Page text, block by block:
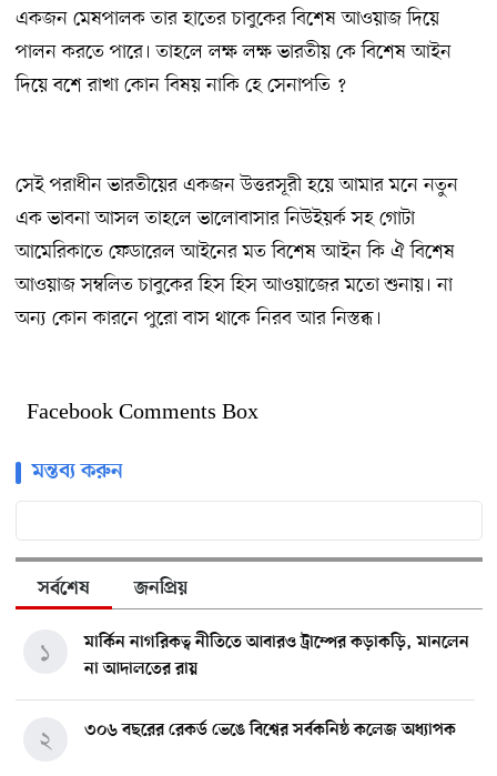
একজন মেষপালক তার হাতের চাবুকের বিশেষ আওয়াজ দিয়ে
পালন করতে পারে। তাহলে লক্ষ লক্ষ ভারতীয় কে বিশেষ আইন
দিয়ে বশে রাখা কোন বিষয় নাকি হে সেনাপতি ?
সেই পরাধীন ভারতীয়ের একজন উত্তরসূরী হয়ে আমার মনে নতুন
এক ভাবনা আসল তাহলে ভালোবাসার নিউইয়র্ক সহ গোটা
আমেরিকাতে ফেডারেল আইনের মত বিশেষ আইন কি ঐ বিশেষ
আওয়াজ সম্বলিত চাবুকের হিস হিস আওয়াজের মতো শুনায়। না
অন্য কোন কারনে পুরো বাস থাকে নিরব আর নিস্তব্ধ।
Facebook Comments Box
মন্তব্য করুন
সর্বশেষ জনপ্রিয়
মার্কিন নাগরিকত্ব নীতিতে আবারও ট্রাম্পের কড়াকড়ি, মানলেন
না আদালতের রায়
১
৩০৬ বছরের রেকর্ড ভেঙে বিশ্বের সর্বকনিষ্ঠ কলেজ অধ্যাপক
২